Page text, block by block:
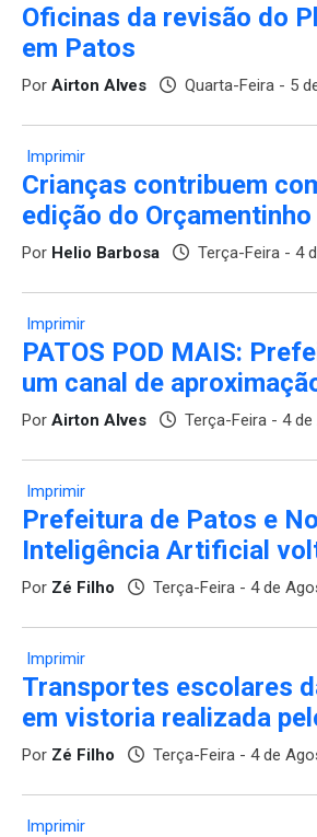
Oficinas da revisão do
em Patos
Por Airton Alves Quarta-Feira - 5
Imprimir
Crianças contribuem
edição do
Por Helio Barbosa Terça-Feira - 4
Imprimir
PATOS POD MAIS:
um canal de
Por Airton Alves Terça-Feira - 4
Imprimir
Prefeitura de Patos e
Inteligência Artificial
Por Zé Filho Terça-Feira - 4 de
Imprimir
Transportes escolares
em vistoria realizada
Por Zé Filho Terça-Feira - 4 de
Imprimir